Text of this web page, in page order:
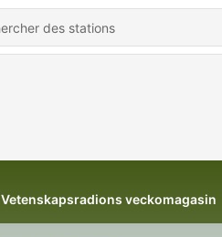
Vetenskapsradions veckomagasin